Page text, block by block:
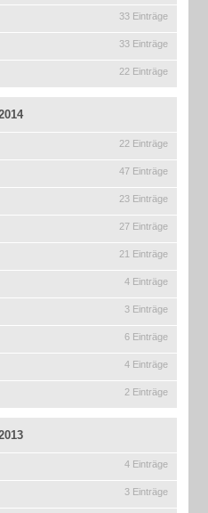
33 Einträge
33 Einträge
22 Einträge
22 Einträge
47 Einträge
23 Einträge
27 Einträge
21 Einträge
4 Einträge
3 Einträge
6 Einträge
4 Einträge
2 Einträge
4 Einträge
3 Einträge